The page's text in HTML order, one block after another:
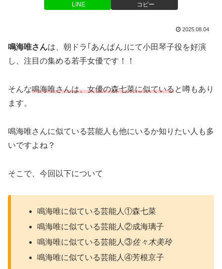
LINE コピー
2025.08.04
鳴海唯さんは、朝ドラ｢あんぱん｣にて小田琴子役を好演
し、注目の集める若手女優です！！
そんな鳴海唯さんは、女優の森七菜に似ていると噂もあり
ます。
鳴海唯さんに似ている芸能人も他にいるか知りたい人も多
いですよね？
そこで、今回以下について
鳴海唯に似ている芸能人①森七菜
鳴海唯に似ている芸能人②成海璃子
鳴海唯に似ている芸能人③佐々木美玲
鳴海唯に似ている芸能人④芳根京子